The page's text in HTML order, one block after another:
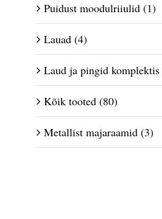
Puidust moodulriiulid (1)
Lauad (4)
Laud ja pingid komplektis
Kõik tooted (80)
Metallist majaraamid (3)